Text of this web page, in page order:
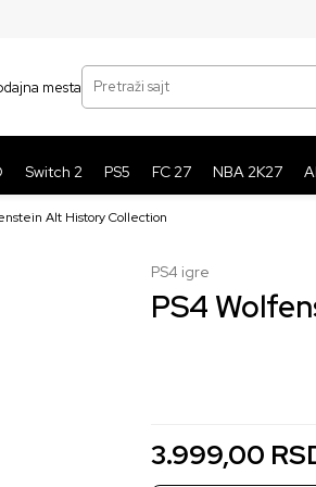
mesta
Pretraži sajt
Switch 2 PS5 FC 27 NBA 2K27
Alt History Collection
PS4 igre
PS4
3.999,00